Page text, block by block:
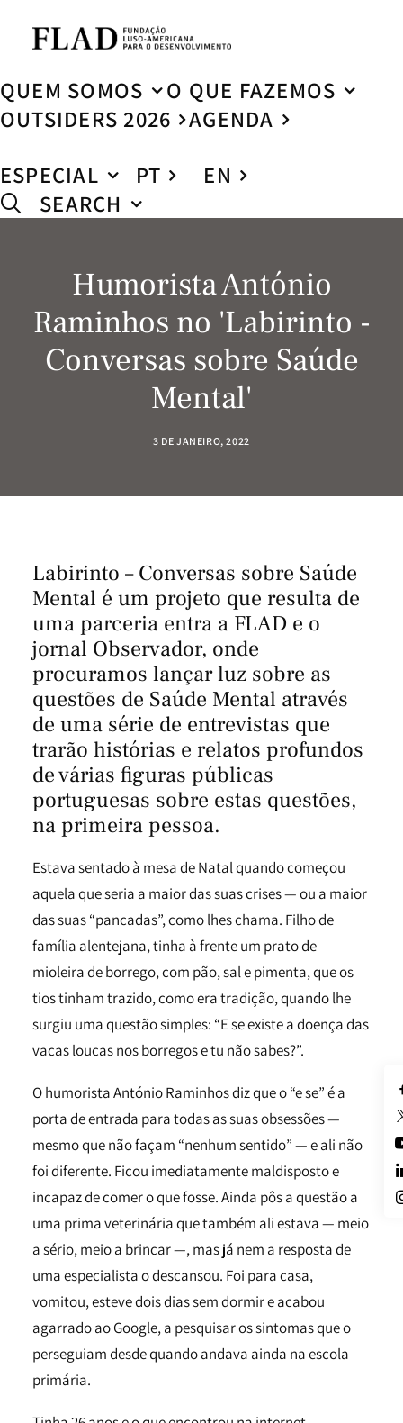
QUEM SOMOS
O QUE FAZEMOS
OUTSIDERS 2026
AGENDA
ESPECIAL
PT
EN
SEARCH
Humorista António
Raminhos no 'Labirinto -
Conversas sobre Saúde
Mental'
3 DE JANEIRO, 2022
Labirinto – Conversas sobre Saúde
Mental é um projeto que resulta de
uma parceria entra a FLAD e o
jornal Observador, onde
procuramos lançar luz sobre as
questões de Saúde Mental através
de uma série de entrevistas que
trarão histórias e relatos profundos
de várias figuras públicas
portuguesas sobre estas questões,
na primeira pessoa.
Estava sentado à mesa de Natal quando começou
aquela que seria a maior das suas crises — ou a maior
das suas “pancadas”, como lhes chama. Filho de
família alentejana, tinha à frente um prato de
mioleira de borrego, com pão, sal e pimenta, que os
tios tinham trazido, como era tradição, quando lhe
surgiu uma questão simples: “E se existe a doença das
vacas loucas nos borregos e tu não sabes?”.
O humorista António Raminhos diz que o “e se” é a
porta de entrada para todas as suas obsessões —
mesmo que não façam “nenhum sentido” — e ali não
foi diferente. Ficou imediatamente maldisposto e
incapaz de comer o que fosse. Ainda pôs a questão a
uma prima veterinária que também ali estava — meio
a sério, meio a brincar —, mas já nem a resposta de
uma especialista o descansou. Foi para casa,
vomitou, esteve dois dias sem dormir e acabou
agarrado ao Google, a pesquisar os sintomas que o
perseguiam desde quando andava ainda na escola
primária.